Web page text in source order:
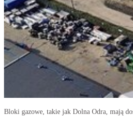
Bloki gazowe, takie jak Dolna Odra, mają